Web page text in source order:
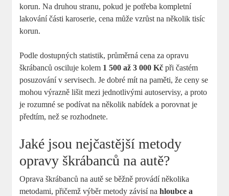
korun. Na druhou stranu, pokud je potřeba kompletní
lakování části karoserie, cena může vzrůst na několik tisíc
korun.
Podle dostupných statistik, průměrná cena za opravu
škrábanců osciluje kolem 1 500 až 3 000 Kč při častém
posuzování v servisech. Je dobré mít na paměti, že ceny se
mohou výrazně lišit mezi jednotlivými autoservisy, a proto
je rozumné se podívat na několik nabídek a porovnat je
předtím, než se rozhodnete.
Jaké jsou nejčastější metody
opravy škrábanců na autě?
Oprava škrábanců na autě se běžně provádí několika
metodami, přičemž výběr metody závisí nahloubce a